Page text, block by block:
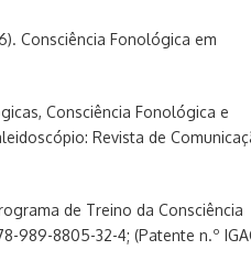
Consciência Fonológica em
Consciência Fonológica e
Revista de
de Treino da Consciência
989-8805-32-4; (Patente n.º